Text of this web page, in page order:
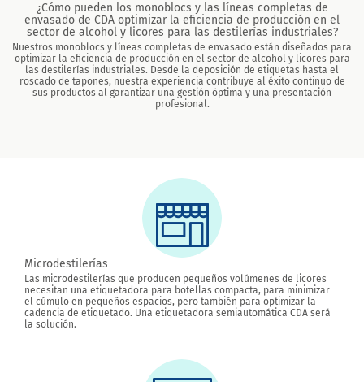
¿Cómo pueden los monoblocs y las líneas completas de
envasado de CDA optimizar la eficiencia de producción en el
sector de alcohol y licores para las destilerías industriales?
Nuestros monoblocs y líneas completas de envasado están diseñados para
optimizar la eficiencia de producción en el sector de alcohol y licores para
las destilerías industriales. Desde la deposición de etiquetas hasta el
roscado de tapones, nuestra experiencia contribuye al éxito continuo de
sus productos al garantizar una gestión óptima y una presentación
profesional.
Microdestilerías
Las microdestilerías que producen pequeños volúmenes de licores
necesitan una etiquetadora para botellas compacta, para minimizar
el cúmulo en pequeños espacios, pero también para optimizar la
cadencia de etiquetado. Una etiquetadora semiautomática CDA será
la solución.